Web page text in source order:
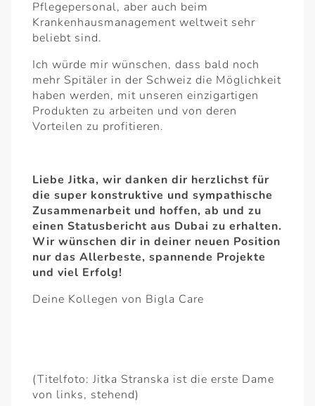
Pflegepersonal, aber auch beim
Krankenhausmanagement weltweit sehr
beliebt sind.
Ich würde mir wünschen, dass bald noch
mehr Spitäler in der Schweiz die Möglichkeit
haben werden, mit unseren einzigartigen
Produkten zu arbeiten und von deren
Vorteilen zu profitieren.
Liebe Jitka, wir danken dir herzlichst für
die super konstruktive und sympathische
Zusammenarbeit und hoffen, ab und zu
einen Statusbericht aus Dubai zu erhalten.
Wir wünschen dir in deiner neuen Position
nur das Allerbeste, spannende Projekte
und viel Erfolg!
Deine Kollegen von Bigla Care
(Titelfoto: Jitka Stranska ist die erste Dame
von links, stehend)